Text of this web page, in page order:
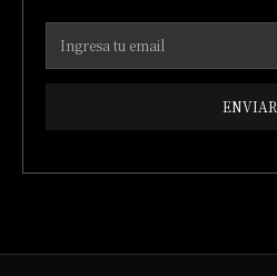
ENVIAR